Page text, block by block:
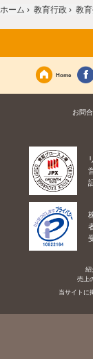
ホーム › 教育行政 › 教
Home
お問
紹
売上
当サイトに